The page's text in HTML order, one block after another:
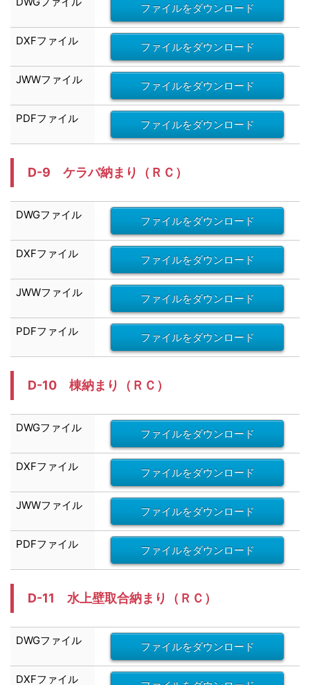
ファイルをダウンロード
DXFファイル ファイルをダウンロード
JWWファイル ファイルをダウンロード
PDFファイル ファイルをダウンロード
D-9 ケラバ納まり（ＲＣ）
DWGファイル ファイルをダウンロード
DXFファイル ファイルをダウンロード
JWWファイル ファイルをダウンロード
PDFファイル ファイルをダウンロード
D-10 棟納まり（ＲＣ）
DWGファイル ファイルをダウンロード
DXFファイル ファイルをダウンロード
JWWファイル ファイルをダウンロード
PDFファイル ファイルをダウンロード
D-11 水上壁取合納まり（ＲＣ）
DWGファイル ファイルをダウンロード
DXFファイル